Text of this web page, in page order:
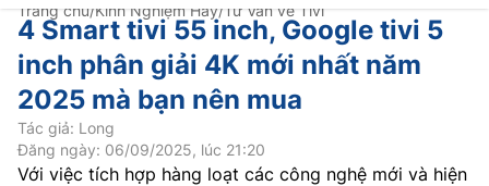
Trang chủ/Kinh Nghiệm Hay/Tư Vấn về Tivi
4 Smart tivi 55 inch, Google tivi 5
inch phân giải 4K mới nhất năm
2025 mà bạn nên mua
Tác giả: Long
Đăng ngày: 06/09/2025, lúc 21:20
Với việc tích hợp hàng loạt các công nghệ mới và hiện